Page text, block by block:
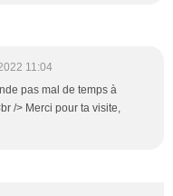
11:04
pas mal de temps à
/> Merci pour ta visite,